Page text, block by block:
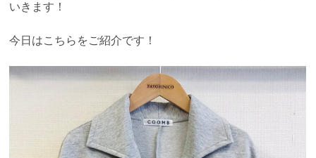
いきます！
今日はこちらをご紹介です！